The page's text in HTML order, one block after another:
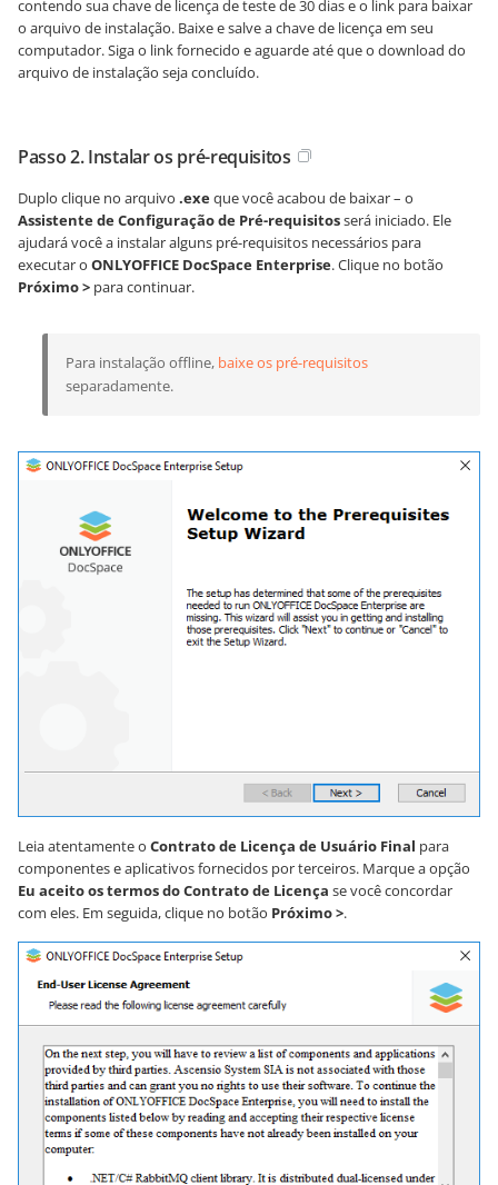
contendo sua chave de licença deteste de 30 diase o link para baixar
o arquivo de instalação. Baixe e salve a chave de licença em seu
computador. Siga o link fornecido e aguarde até que o download do
arquivo de instalação seja concluído.
Passo 2. Instalar os pré-requisitos
Duplo clique no arquivo .exeque você acabou de baixar – o
Assistente de Configuração de Pré-requisitosserá iniciado. Ele
ajudará você a instalar alguns pré-requisitos necessários para
executar o ONLYOFFICE DocSpace Enterprise. Clique no botão
Próximo > para continuar.
Para instalação offline, baixe os pré-requisitos
separadamente.
Leia atentamente o Contrato de Licença de Usuário Final para
componentes e aplicativos fornecidos por terceiros. Marque a opção
Eu aceito os termos do Contrato de Licença se você concordar
com eles. Em seguida, clique no botão Próximo >.